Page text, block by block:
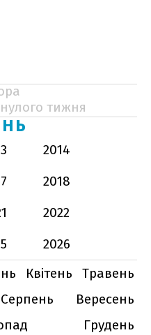
тижня
2014
2018
2022
2026
Квітень
Травень
Серпень
Вересень
Грудень